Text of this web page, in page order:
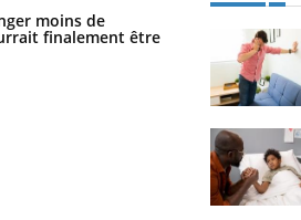
moins de
finalement être science